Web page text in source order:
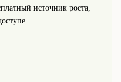
источник роста,